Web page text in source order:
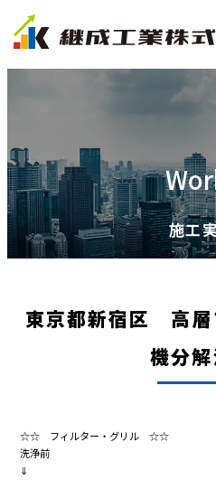
施工
東京都新宿区 高
機分
☆☆ フィルター・グリル ☆☆
洗浄前
⇓